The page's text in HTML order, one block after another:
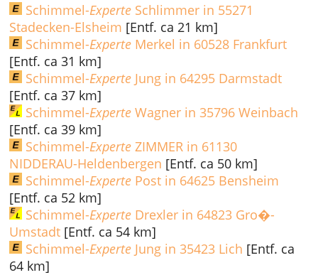
Schimmel-Experte Schlimmer in 55271
Stadecken-Elsheim [Entf. ca 21 km]
Schimmel-Experte Merkel in 60528 Frankfurt
[Entf. ca 31 km]
Schimmel-Experte Jung in 64295 Darmstadt
[Entf. ca 37 km]
Schimmel-Experte Wagner in 35796 Weinbach
[Entf. ca 39 km]
Schimmel-Experte ZIMMER in 61130
NIDDERAU-Heldenbergen [Entf. ca 50 km]
Schimmel-Experte Post in 64625 Bensheim
[Entf. ca 52 km]
Schimmel-Experte Drexler in 64823 Gro�-
Umstadt [Entf. ca 54 km]
Schimmel-Experte Jung in 35423 Lich [Entf. ca
64 km]